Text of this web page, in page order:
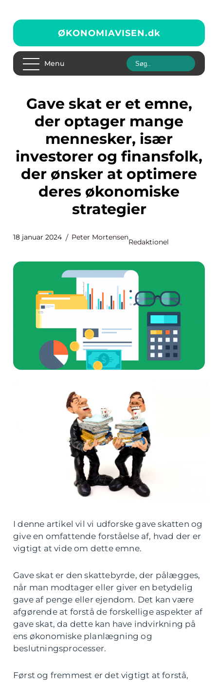
ØKONOMIAVISEN.dk
Menu
Gave skat er et emne,
der optager mange
mennesker, især
investorer og finansfolk,
der ønsker at optimere
deres økonomiske
strategier
18 januar 2024 Peter Mortensen
Redaktionel
I denne artikel vil vi udforske gave skatten og
give en omfattende forståelse af, hvad der er
vigtigt at vide om dette emne.
Gave skat er den skattebyrde, der pålægges,
når man modtager eller giver en betydelig
gave af penge eller ejendom. Det kan være
afgørende at forstå de forskellige aspekter af
gave skat, da dette kan have indvirkning på
ens økonomiske planlægning og
beslutningsprocesser.
Først og fremmest er det vigtigt at forstå,